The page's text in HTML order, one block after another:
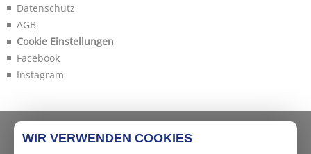
Datenschutz
AGB
Cookie Einstellungen
Facebook
Instagram
WIR VERWENDEN COOKIES